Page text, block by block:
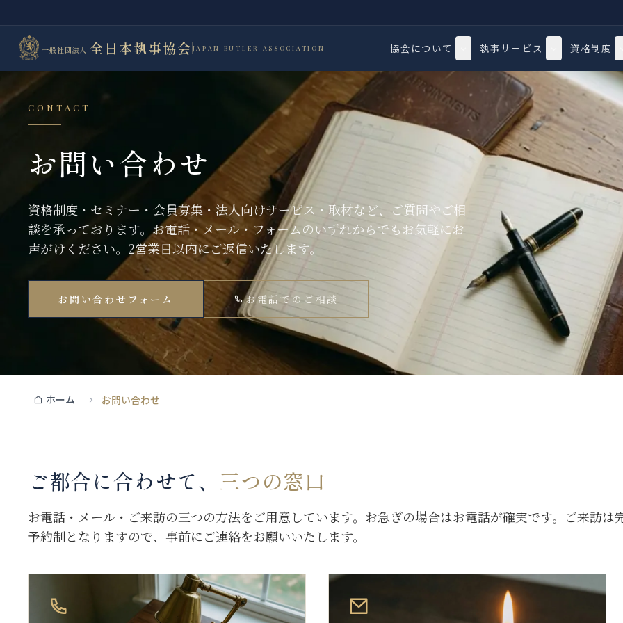
一般社団法人 全日本執事協会 JAPAN BUTLER ASSOCIATION 協会について 執事サービス 資格制度
CONTACT
お問い合わせ
資格制度・セミナー・会員募集・法人向けサービス・取材など、ご質問やご相
談を承っております。お電話・メール・フォームのいずれからでもお気軽にお
声がけください。2営業日以内にご返信いたします。
お問い合わせフォーム お電話でのご相談
ホーム お問い合わせ
ご都合に合わせて、 三つの窓口
お電話・メール・ご来訪の三つの方法をご用意しています。お急ぎの場合はお電話が確実です。ご来訪は
予約制となりますので、事前にご連絡をお願いいたします。